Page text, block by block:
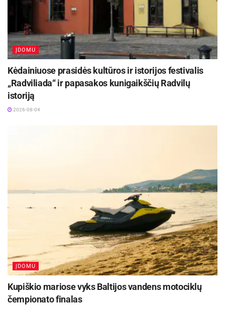
ĮDOMU
Kėdainiuose prasidės kultūros ir istorijos festivalis
„Radviliada“ ir papasakos kunigaikščių Radvilų
istoriją
2026-08-04
ĮDOMU
Kupiškio mariose vyks Baltijos vandens motociklų
čempionato finalas